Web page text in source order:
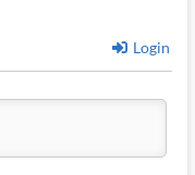
Login